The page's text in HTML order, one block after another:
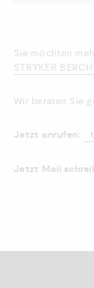
Sie möchten
STRYKER
Wir beraten Sie
Jetzt anrufen:
Jetzt Mail